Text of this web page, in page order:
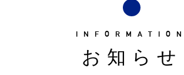
INFORMATION
お知らせ